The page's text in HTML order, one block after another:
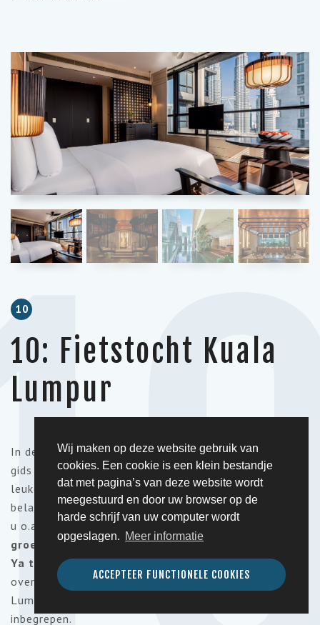
Wij maken op deze website gebruik van
cookies. Een cookie is een klein bestandje
dat met pagina’s van deze website wordt
meegestuurd en door uw browser op de
harde schrijf van uw computer wordt
opgeslagen. Meer informatie
ACCEPTEER FUNCTIONELE COOKIES
10
10: Fietstocht Kuala
Lumpur
In de ochtend trekt u er onder begeleiding van een
gids met de fiets op uit in Kuala Lumpur. Tijdens deze
leuke privétocht brengt u een bezoek aan een aantal
belangrijke bezienswaardigheden van de stad. Zo gaat
u o.a. naar de Petronas Towers, bezoekt u de
groente- en fruitmarkt in Chow Kit
Ya tempel.Uw gids zal u uiteraard alles vertellen
over het leven in stad en de geschiedenis van Kuala
Lumpur. Een uitgebreide Maleisisch/Indisch brunch is
inbegrepen.